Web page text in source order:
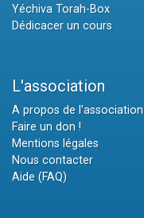
Yéchiva Torah-Box
Dédicacer un cours
L'association
A propos de l'association
Faire un don !
Mentions légales
Nous contacter
Aide (FAQ)